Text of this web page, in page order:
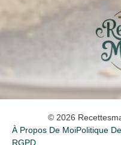
© 2026
À Propos De MoiPolitique
RGPD